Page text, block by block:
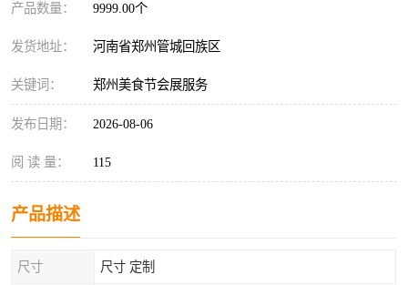
产品数量： 9999.00个
发货地址： 河南省郑州管城回族区
关键词： 郑州美食节会展服务
发布日期： 2026-08-06
阅 读 量： 115
产品描述
尺寸 尺寸 定制